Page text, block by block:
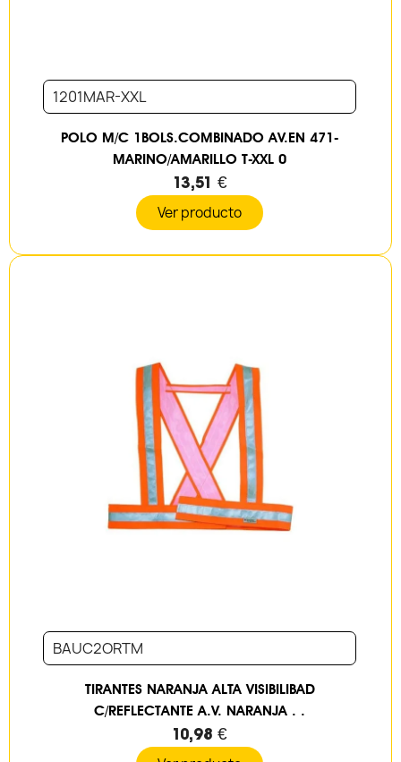
1201MAR-XXL
POLO M/C 1BOLS.COMBINADO AV.EN 471-
MARINO/AMARILLO T-XXL 0
13,51 €
Ver producto
BAUC2ORTM
TIRANTES NARANJA ALTA VISIBILIBAD
C/REFLECTANTE A.V. NARANJA . .
10,98 €